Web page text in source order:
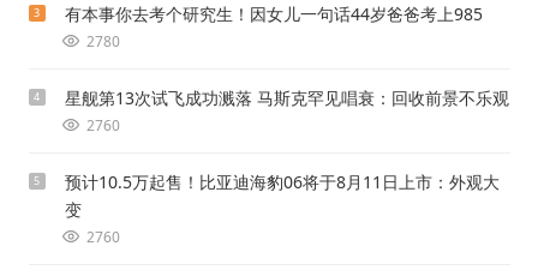
3 有本事你去考个研究生！因女儿一句话44岁爸爸考上985
2780
4 星舰第13次试飞成功溅落 马斯克罕见唱衰：回收前景不乐观
2760
5
预计10.5万起售！比亚迪海豹06将于8月11日上市：外观大
变
2760